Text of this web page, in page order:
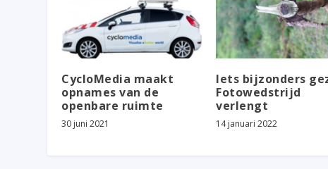
CycloMedia maakt
opnames van de
openbare ruimte
30 juni 2021
Iets bijzonders
Fotowedstrijd
verlengt
14 januari 2022